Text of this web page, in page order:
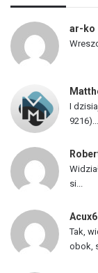
a
o
j
w
ar-ko
I
9216)...
si...
Acux6
Tak,
obok,